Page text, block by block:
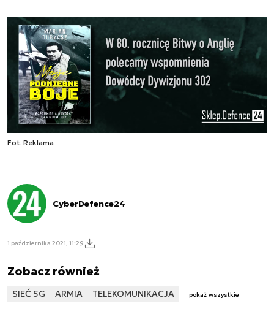
Fot. Reklama
CyberDefence24
1 października 2021, 11:29
Zobacz również
SIEĆ 5G ARMIA TELEKOMUNIKACJA pokaż wszystkie